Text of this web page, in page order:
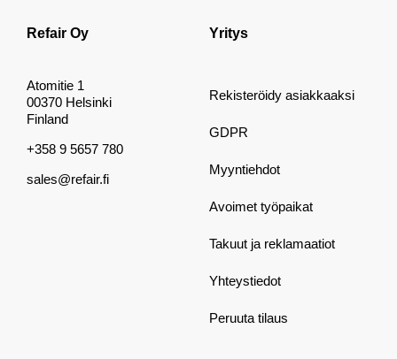
Refair Oy
Atomitie 1
00370 Helsinki
Finland
+358 9 5657 780
sales@refair.fi
Yritys
Rekisteröidy asiakkaaksi
GDPR
Myyntiehdot
Avoimet työpaikat
Takuut ja reklamaatiot
Yhteystiedot
Peruuta tilaus